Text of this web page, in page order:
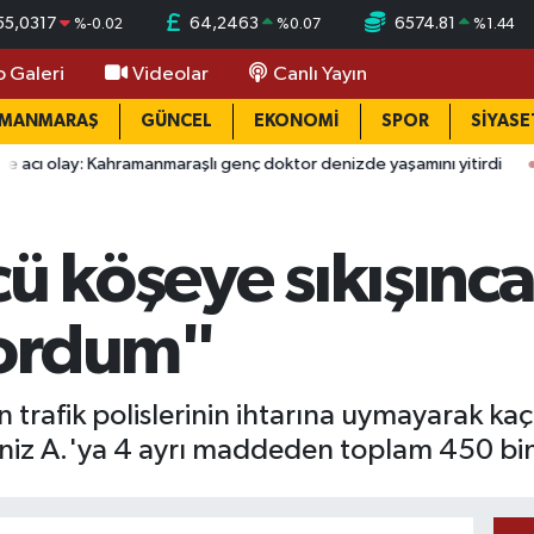
%-0.02 64,2463 %0.07 6574.81 %1.44
Galeri Videolar Canlı Yayın
GÜNCEL EKONOMİ SPOR
genç doktor denizde yaşamını yitirdi 09:58
köşeye
polislerinin ihtarına uymayarak
A.'ya 4 ayrı maddeden toplam 450